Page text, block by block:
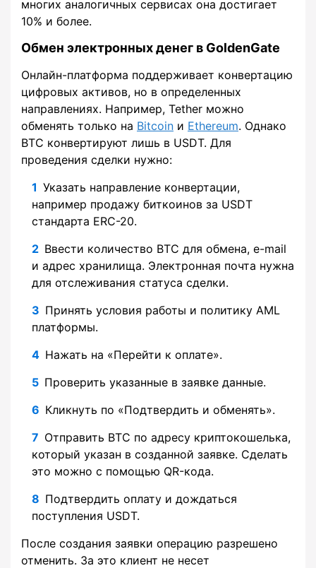
многих аналогичных сервисах она достигает
10% и более.
Обмен электронных денег в GoldenGate
Онлайн-платформа поддерживает конвертацию
цифровых активов, но в определенных
направлениях. Например, Tether можно
обменять только на Bitcoin и Ethereum. Однако
BTC конвертируют лишь в USDT. Для
проведения сделки нужно:
Указать направление конвертации,
например продажу биткоинов за USDT
стандарта ERC-20.
Ввести количество BTC для обмена, e-mail
и адрес хранилища. Электронная почта нужна
для отслеживания статуса сделки.
Принять условия работы и политику AML
платформы.
Нажать на «Перейти к оплате».
Проверить указанные в заявке данные.
Кликнуть по «Подтвердить и обменять».
Отправить BTC по адресу криптокошелька,
который указан в созданной заявке. Сделать
это можно с помощью QR-кода.
Подтвердить оплату и дождаться
поступления USDT.
После создания заявки операцию разрешено
отменить. За это клиент не несет